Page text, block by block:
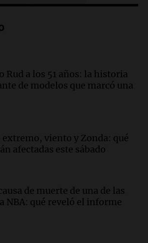
de Jorge Messi en la
y el sueño argentino de
en una entrevista con Rony
2007
todos
Suquía de residuos sólidos
municipal
de Agostina Vega, tras
detenciones: "En esa casa
algo que ver"
todos
Rud a los 51 años: la historia
de modelos que marcó una
viento y Zonda: qué
afectadas este sábado
de muerte de una de las
NBA: qué reveló el informe